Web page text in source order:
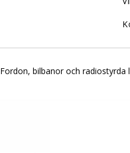
Fordon, bilbanor och radiostyrda